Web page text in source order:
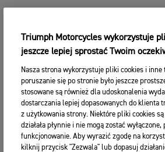
Triumph Motorcycles wykorzystuje
jeszcze lepiej sprostać Twoim
Nasza strona wykorzystuje pliki cookies i inne
poruszanie się po stronie było jeszcze
stosowane są również dla udoskonalenia
dostarczania lepiej dopasowanych do klienta
z użytkowania strony. Niektóre pliki cookies
działała płynnie i nie mogą zostać
funkcjonowanie. Aby wyrazić zgodę na
kilknij przycisk "Zezwala" lub dopasuj